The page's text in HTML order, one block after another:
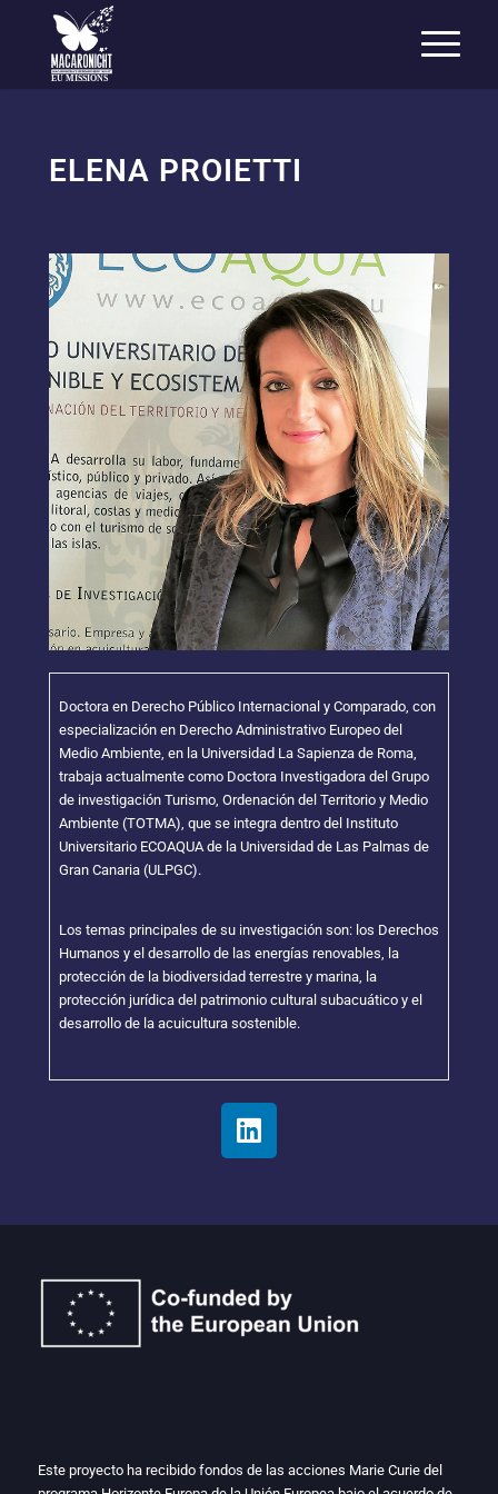
EU MISSIONS
ELENA PROIETTI
Doctora en Derecho Público Internacional y Comparado, con
especialización en Derecho Administrativo Europeo del
Medio Ambiente, en la Universidad La Sapienza de Roma,
trabaja actualmente como Doctora Investigadora del Grupo
de investigación Turismo, Ordenación del Territorio y Medio
Ambiente (TOTMA), que se integra dentro del Instituto
Universitario ECOAQUA de la Universidad de Las Palmas de
Gran Canaria (ULPGC).
Los temas principales de su investigación son: los Derechos
Humanos y el desarrollo de las energías renovables, la
protección de la biodiversidad terrestre y marina, la
protección jurídica del patrimonio cultural subacuático y el
desarrollo de la acuicultura sostenible.
Este proyecto ha recibido fondos de las acciones Marie Curie del